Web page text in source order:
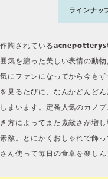
ラインナッ
作陶されている
気を纏った美しい表情の動
にファンになってから今も
見るたびに、なんかどんど
まいます。定番人気のカノ
方によってまた素敵さが増
敵。とにかくおしゃれで飾
ん使って毎日の食卓を楽し